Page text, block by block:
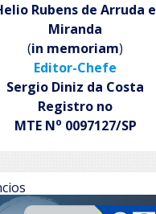
Rubens de Arruda e
Miranda
(in memoriam)
Editor-Chefe
Sergio Diniz da Costa
Registro no
MTE No 0097127/SP